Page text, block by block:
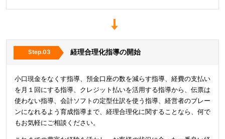
経理合理化指導の開始
小口現金をなくす指導、預金口座の数を減らす指導、経費の支払い
を月１回にする指導、クレジット払いを活用する指導から、伝票は
使わない指導、会計ソフトの定型仕訳を使う指導、経営者のブレー
ンになれるよう育成指導まで、経理合理化に関することなら、何で
もお気軽にご相談ください。